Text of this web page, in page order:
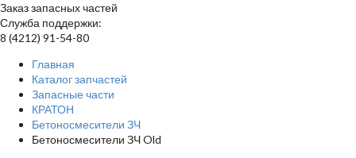
Заказ запасных частей
Служба поддержки:
8 (4212) 91-54-80
Главная
Каталог запчастей
Запасные части
КРАТОН
Бетоносмесители ЗЧ
Бетоносмесители ЗЧ Old